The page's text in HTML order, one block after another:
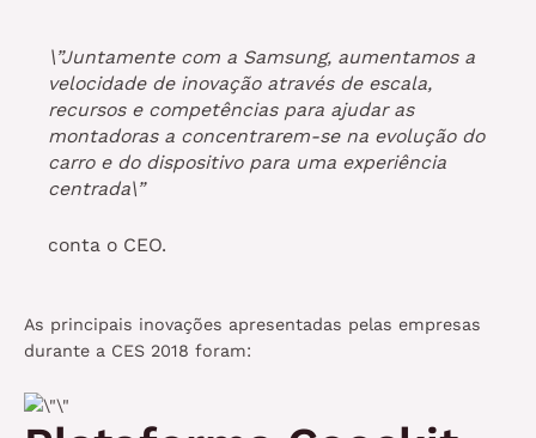
\”Juntamente com a Samsung, aumentamos a
velocidade de inovação através de escala,
recursos e competências para ajudar as
montadoras a concentrarem-se na evolução do
carro e do dispositivo para uma experiência
centrada\”
conta o CEO.
As principais inovações apresentadas pelas empresas
durante a CES 2018 foram: